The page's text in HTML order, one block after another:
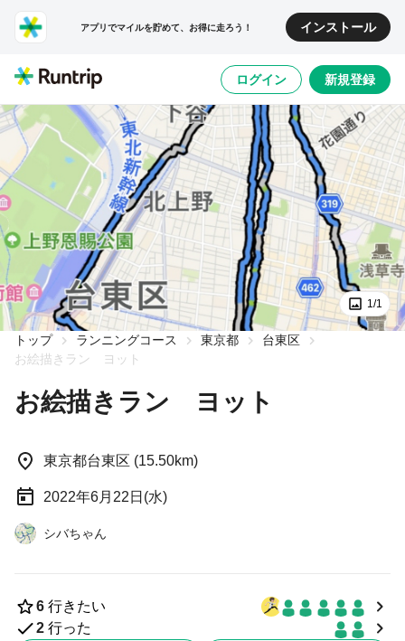
アプリでマイルを貯めて、お得に走ろう！ インストール
ログイン 新規登録
1/1
トップ ランニングコース 東京都
台東区
お絵描きラン ヨット
お絵描きラン ヨット
東京都台東区 (15.50km)
2022年6月22日(水)
シバちゃん
6 行きたい
2 行った